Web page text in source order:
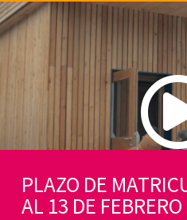
PLAZO DE
AL 13 DE FEBRERO